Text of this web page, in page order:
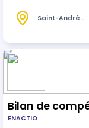
210 heures est
Saint-André
Bilan de
ENACTIO